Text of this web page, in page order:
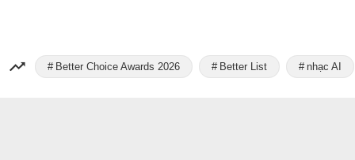
Better Choice Awards 2026 Better List nhạc AI